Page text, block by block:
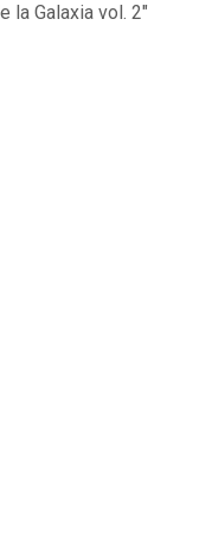
la Galaxia vol. 2"